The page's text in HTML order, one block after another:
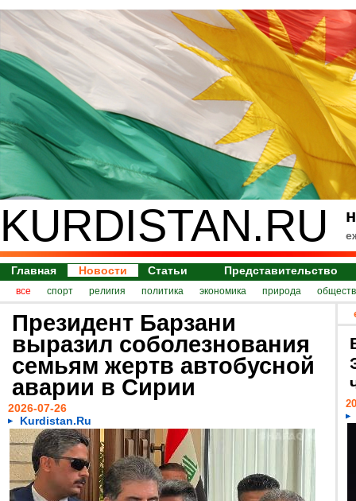
KURDISTAN.RU
Главная Новости Статьи Представительство
все спорт религия политика экономика природа
Президент Барзани
выразил соболезнования
семьям жертв автобусной
аварии в Сирии
2026-07-26
Kurdistan.Ru